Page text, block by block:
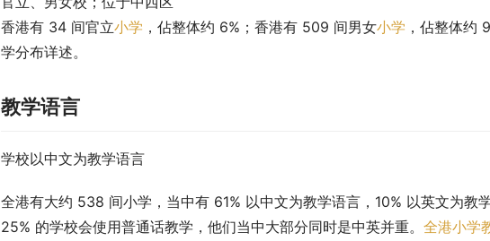
香港有 34 间官立小学 ，佔整体约 6%；香港有 509 间男女小学 ，佔整体约
学分布详述。
教学语言
学校以中文为教学语言
全港有大约 538 间小学，当中有 61% 以中文为教学语言，10% 以英文为教
25% 的学校会使用普通话教学，他们当中大部分同时是中英并重。 全港小学